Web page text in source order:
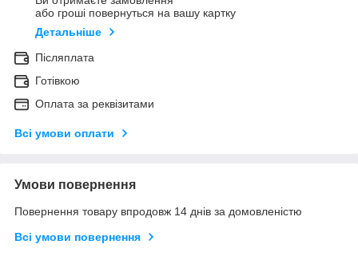
або гроші повернуться на вашу картку
Детальніше
Післяплата
Готівкою
Оплата за реквізитами
Всі умови оплати
Умови повернення
Повернення товару впродовж 14 днів за домовленістю
Всі умови повернення